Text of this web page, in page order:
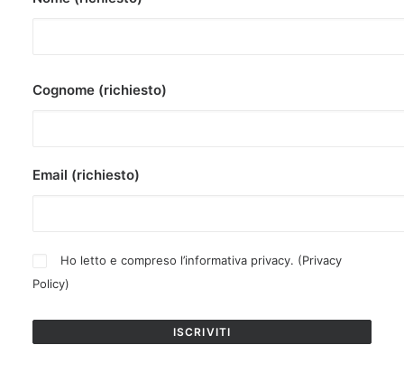
Cognome (richiesto)
Email (richiesto)
Ho letto e compreso l’informativa privacy. (Privacy
Policy)